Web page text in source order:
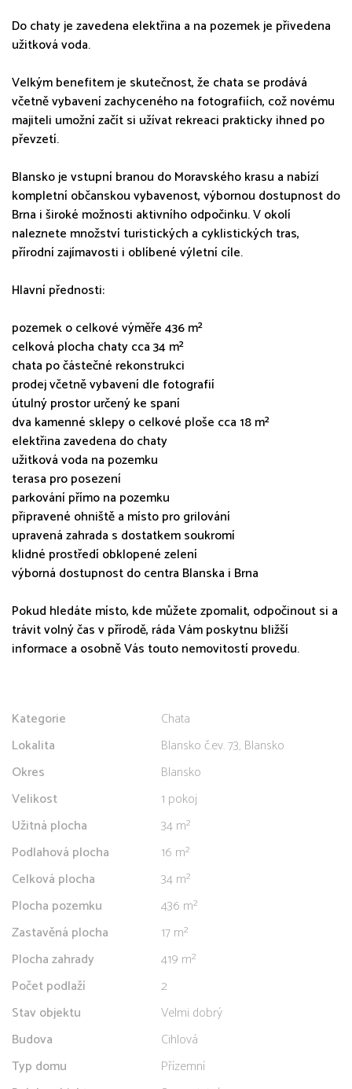
Do chaty je zavedena elektřina a na pozemek je přivedena
užitková voda.
Velkým benefitem je skutečnost, že chata se prodává
včetně vybavení zachyceného na fotografiích, což novému
majiteli umožní začít si užívat rekreaci prakticky ihned po
převzetí.
Blansko je vstupní branou do Moravského krasu a nabízí
kompletní občanskou vybavenost, výbornou dostupnost do
Brna i široké možnosti aktivního odpočinku. V okolí
naleznete množství turistických a cyklistických tras,
přírodní zajímavosti i oblíbené výletní cíle.
Hlavní přednosti:
pozemek o celkové výměře 436 m²
celková plocha chaty cca 34 m²
chata po částečné rekonstrukci
prodej včetně vybavení dle fotografií
útulný prostor určený ke spaní
dva kamenné sklepy o celkové ploše cca 18 m²
elektřina zavedena do chaty
užitková voda na pozemku
terasa pro posezení
parkování přímo na pozemku
připravené ohniště a místo pro grilování
upravená zahrada s dostatkem soukromí
klidné prostředí obklopené zelení
výborná dostupnost do centra Blanska i Brna
Pokud hledáte místo, kde můžete zpomalit, odpočinout si a
trávit volný čas v přírodě, ráda Vám poskytnu bližší
informace a osobně Vás touto nemovitostí provedu.
Kategorie
Chata
Lokalita
Blansko č.ev. 73, Blansko
Okres
Blansko
Velikost
1 pokoj
Užitná plocha
34 m²
Podlahová plocha
16 m²
Celková plocha
34 m²
Plocha pozemku
436 m²
Zastavěná plocha
17 m²
Plocha zahrady
419 m²
Počet podlaží
2
Stav objektu
Velmi dobrý
Budova
Cihlová
Typ domu
Přízemní